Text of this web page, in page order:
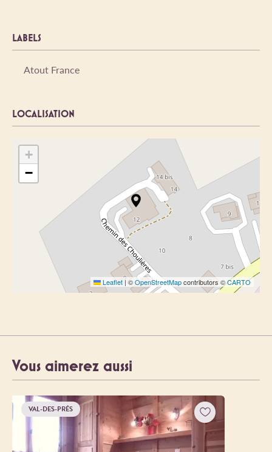
LABELS
Atout France
LOCALISATION
+
−
Leaflet|©OpenStreetMapcontributors ©CARTO
Vous aimerez aussi
VAL-DES-PRÉS